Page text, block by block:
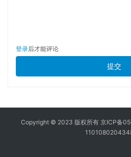
登录后才能评论
提交
Copyright © 2023 版权所有 京ICP备